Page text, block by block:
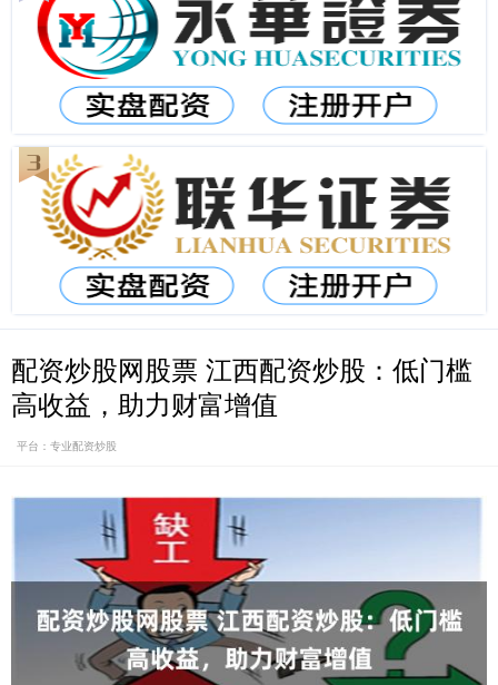
配资炒股网股票 江西配资炒股：低门槛
高收益，助力财富增值
平台：专业配资炒股